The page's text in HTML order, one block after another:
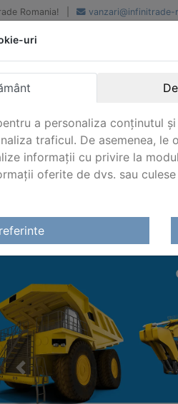
Romania! vanzari@infinitrade-
renume
National si international
constructii
UTILAJE
Previous
uri
a personaliza conținutul
traficul. De asemenea,
informații cu privire la
oferite de dvs. sau